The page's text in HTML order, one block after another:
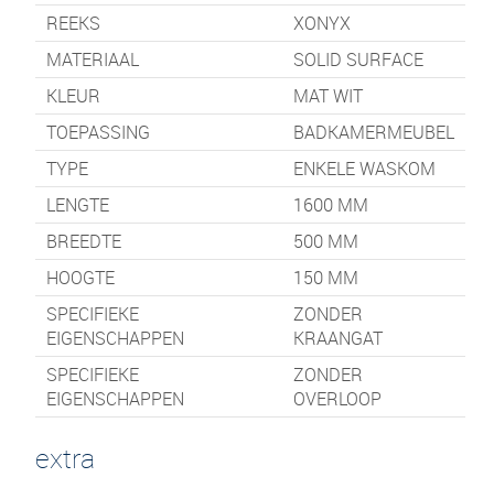
REEKS
XONYX
MATERIAAL
SOLID SURFACE
KLEUR
MAT WIT
TOEPASSING
BADKAMERMEUBEL
TYPE
ENKELE WASKOM
LENGTE
1600 MM
BREEDTE
500 MM
HOOGTE
150 MM
SPECIFIEKE
EIGENSCHAPPEN
ZONDER
KRAANGAT
SPECIFIEKE
EIGENSCHAPPEN
ZONDER
OVERLOOP
extra